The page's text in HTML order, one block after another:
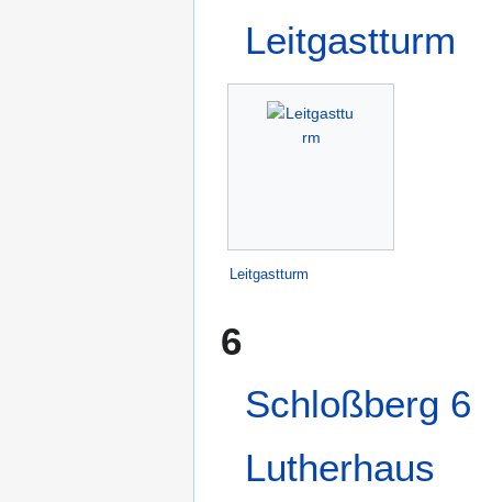
Leitgastturm
Leitgastturm
6
Schloßberg 6
Lutherhaus